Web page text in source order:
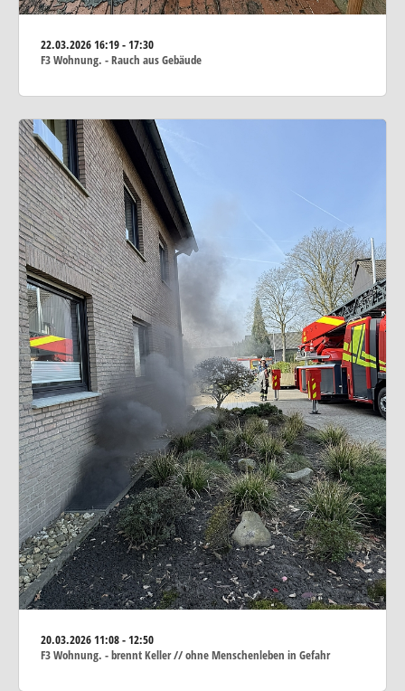
22.03.202616:19 - 17:30
F3 Wohnung. - Rauch aus Gebäude
20.03.202611:08 - 12:50
F3 Wohnung. - brennt Keller // ohne Menschenleben in Gefahr